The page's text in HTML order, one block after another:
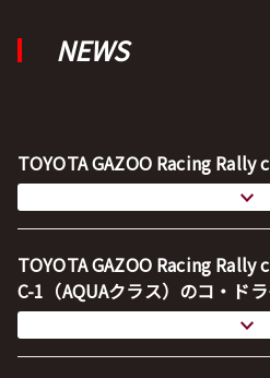
NEWS
TOYOTA GAZOO Racing
TOYOTA GAZOO Racing Rally
C-1（AQUAクラス）のコ・ド